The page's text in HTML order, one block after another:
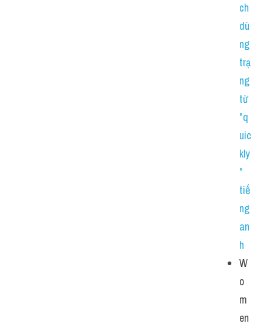
ch
dù
ng
trạ
ng
từ
"q
uic
kly
"
tiế
ng
an
h
W
o
m
en